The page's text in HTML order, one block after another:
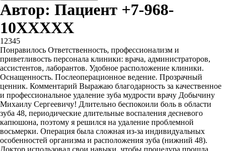
Автор: Пациент +7-968-
10XXXXX
1 2345
Понравилось Ответственность, профессионализм и
приветливость персонала клиники: врача, администраторов,
ассистентов, лаборантов. Удобное расположение клиники.
Оснащенность. Послеоперационное ведение. Прозрачный
ценник. Комментарий Выражаю благодарность за качественное
и профессиональное удаление зуба мудрости врачу Добычину
Михаилу Сергеевичу! Длительно беспокоили боль в области
зуба 48, периодические длительные воспаления десневого
капюшона, поэтому я решился на удаление проблемной
восьмерки. Операция была сложная из-за индивидуальных
особенностей организма и расположения зуба (нижний 48).
Доктор использовал свои навыки, чтобы процедура прошла